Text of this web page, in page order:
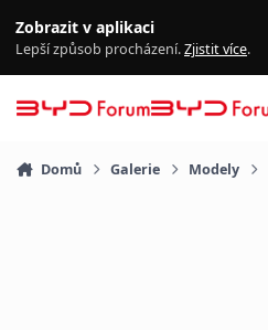
Zobrazit v aplikaci
Lepší způsob procházení.Zjistit více.
Domů Galerie Modely